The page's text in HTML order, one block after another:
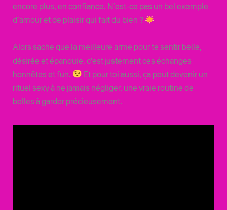
encore plus, en confiance. N’est-ce pas un bel exemple
d’amour et de plaisir qui fait du bien ?
Alors sache que la meilleure arme pour te sentir belle,
désirée et épanouie, c’est justement ces échanges
honnêtes et fun.
Et pour toi aussi, ça peut devenir un
rituel sexy à ne jamais négliger, une vraie routine de
belles à garder précieusement.